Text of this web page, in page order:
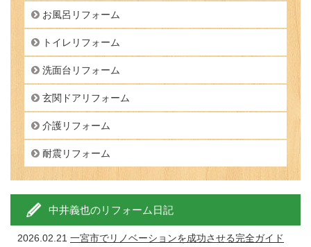
お風呂リフォーム
トイレリフォーム
洗面台リフォーム
玄関ドアリフォーム
介護リフォーム
耐震リフォーム
中井義也のリフォーム日記
2026.02.21 一宮市でリノベーションを成功させる完全ガイド